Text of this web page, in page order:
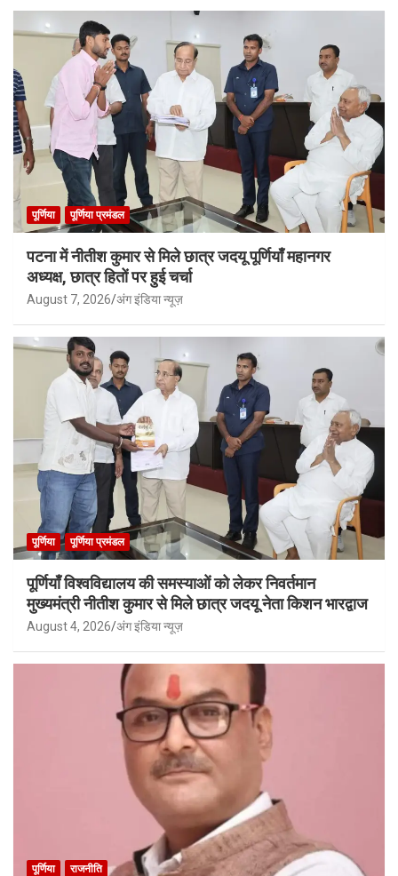
पूर्णिया पूर्णिया प्रमंडल
पटना में नीतीश कुमार से मिले छात्र जदयू पूर्णियाँ महानगर
अध्यक्ष, छात्र हितों पर हुई चर्चा
August 7, 2026 अंग इंडिया न्यूज़
पूर्णिया पूर्णिया प्रमंडल
पूर्णियाँ विश्वविद्यालय की समस्याओं को लेकर निवर्तमान
मुख्यमंत्री नीतीश कुमार से मिले छात्र जदयू नेता किशन भारद्वाज
August 4, 2026 अंग इंडिया न्यूज़
पूर्णिया राजनीति